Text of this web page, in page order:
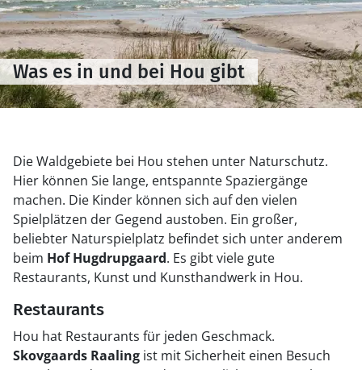
Was es in und bei Hou gibt
Die Waldgebiete bei Hou stehen unter Naturschutz.
Hier können Sie lange, entspannte Spaziergänge
machen. Die Kinder können sich auf den vielen
Spielplätzen der Gegend austoben. Ein großer,
beliebter Naturspielplatz befindet sich unter anderem
beim Hof Hugdrupgaard. Es gibt viele gute
Restaurants, Kunst und Kunsthandwerk in Hou.
Restaurants
Hou hat Restaurants für jeden Geschmack.
Skovgaards Raaling ist mit Sicherheit einen Besuch